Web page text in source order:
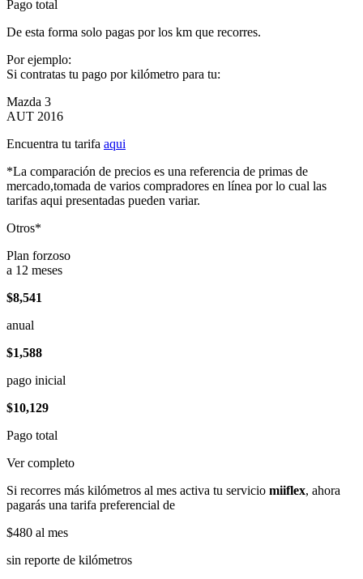
Pago total
De esta forma solo pagas por los km que recorres.
Por ejemplo:
Si contratas tu pago por kilómetro para tu:
Mazda 3
AUT 2016
Encuentra tu tarifa aqui
*La comparación de precios es una referencia de primas de
mercado,tomada de varios compradores en línea por lo cual las
tarifas aqui presentadas pueden variar.
Otros*
Plan forzoso
a 12 meses
$8,541
anual
$1,588
pago inicial
$10,129
Pago total
Ver completo
Si recorres más kilómetros al mes activa tu servicio miiflex, ahora
pagarás una tarifa preferencial de
$480 al mes
sin reporte de kilómetros